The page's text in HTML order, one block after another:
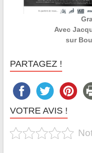
Avec
sur
PARTAGEZ !
VOTRE AVIS !